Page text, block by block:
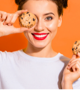
QUE MUDARTE SIN
para viajar y
¿Quieres